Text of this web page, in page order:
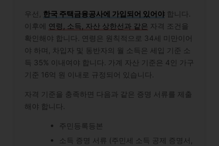
우선, 한국 주택금융공사에 가입되어 있어야 합니다.
이후에 연령, 소득, 자산 상한선과 같은 자격 조건을
확인해야 합니다. 연령은 원칙적으로 34세 미만이어
야 하며, 차입자 및 동반자의 월 소득은 세입 기준 소
득 35% 이내여야 합니다. 가계 자산 기준은 4인 가구
기준 16억 원 이내로 규정되어 있습니다.
자격 기준을 충족하면 다음과 같은 증명 서류를 제출
해야 합니다.
주민등록등본
소득 증명 서류 (주민세 소득 공제 증명서,